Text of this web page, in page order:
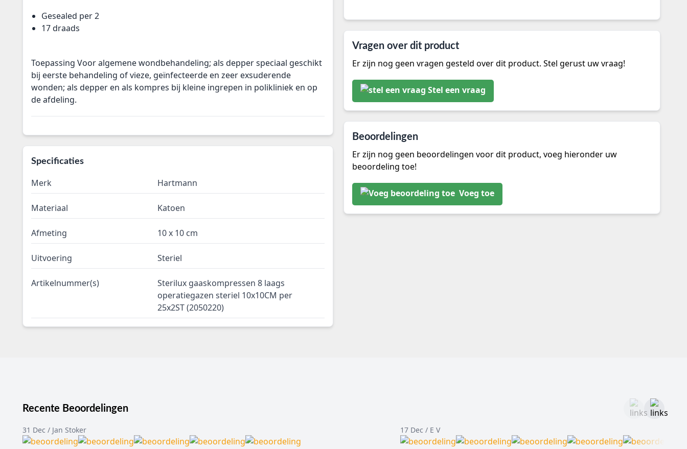
Gesealed per 2
17 draads
Toepassing Voor algemene wondbehandeling; als depper speciaal geschikt
bij eerste behandeling of vieze, geïnfecteerde en zeer exsuderende
wonden; als depper en als kompres bij kleine ingrepen in polikliniek en op
de afdeling.
Specificaties
Merk Hartmann
Materiaal Katoen
Afmeting 10 x 10 cm
Uitvoering Steriel
Artikelnummer(s)
Sterilux gaaskompressen 8 laags
operatiegazen steriel 10x10CM per
25x2ST (2050220)
Vragen over dit product
Er zijn nog geen vragen gesteld over dit product. Stel gerust uw vraag!
Stel een vraag
Beoordelingen
Er zijn nog geen beoordelingen voor dit product, voeg hieronder uw
beoordeling toe!
Voeg toe
Recente Beoordelingen
31 Dec / Jan Stoker 17 Dec / E V